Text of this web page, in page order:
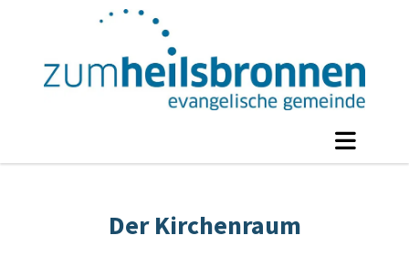
Der Kirchenraum